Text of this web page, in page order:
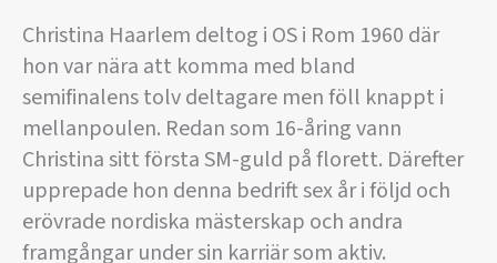
Christina Haarlem deltog i OS i Rom 1960 där
hon var nära att komma med bland
semifinalens tolv deltagare men föll knappt i
mellanpoulen. Redan som 16-åring vann
Christina sitt första SM-guld på florett. Därefter
upprepade hon denna bedrift sex år i följd och
erövrade nordiska mästerskap och andra
framgångar under sin karriär som aktiv.